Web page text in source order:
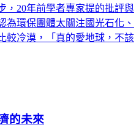
，20年前學者專家提的批評與
為環保團體太關注國光石化、
較冷漠，「真的愛地球，不該
的未來